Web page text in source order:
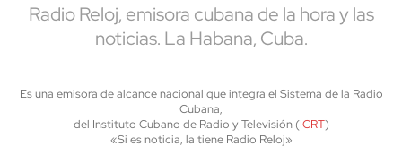
Radio Reloj, emisora cubana de la hora y las
noticias. La Habana, Cuba.
Es una emisora de alcance nacional que integra el Sistema de la Radio
Cubana,
del Instituto Cubano de Radio y Televisión (ICRT)
«Si es noticia, la tiene Radio Reloj»